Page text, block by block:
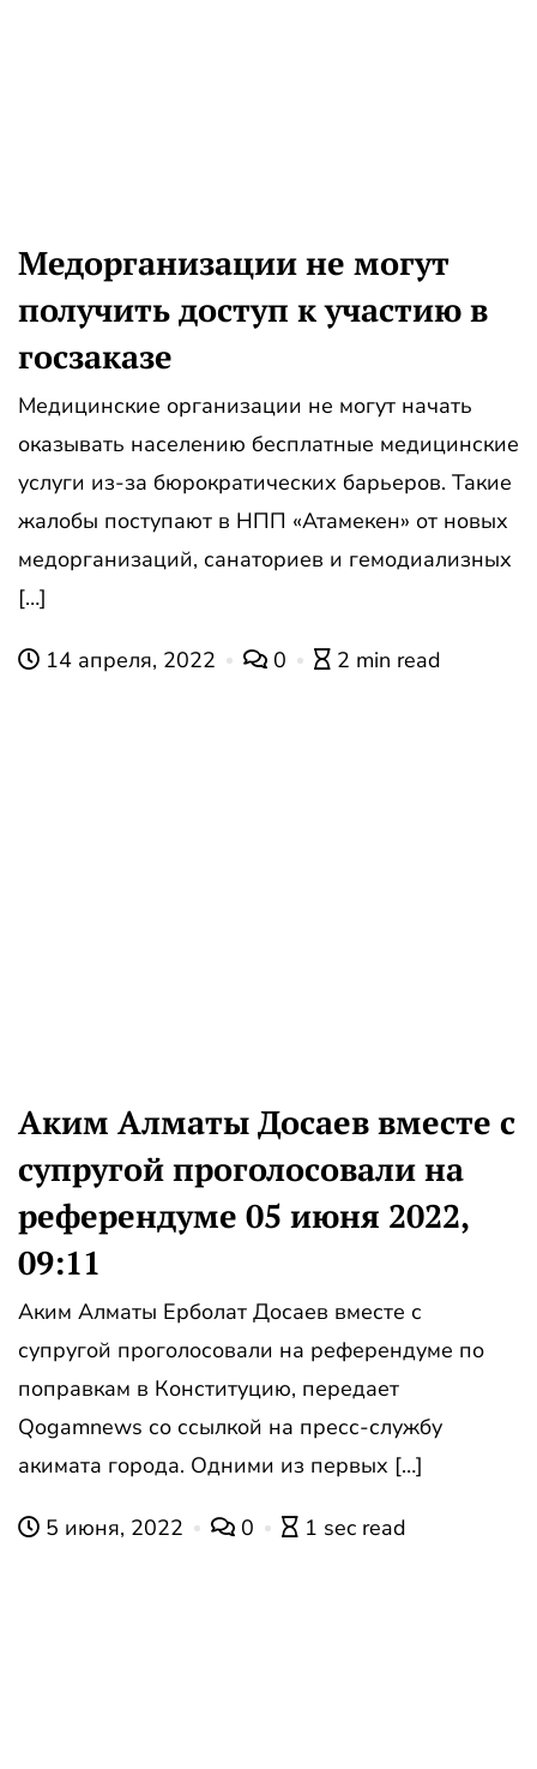
Медорганизации не могут
получить доступ к участию в
госзаказе
Медицинские организации не могут начать
оказывать населению бесплатные медицинские
услуги из-за бюрократических барьеров. Такие
жалобы поступают в НПП «Атамекен» от новых
медорганизаций, санаториев и гемодиализных
[…]
14 апреля, 2022 0 2 min read
Аким Алматы Досаев вместе с
супругой проголосовали на
референдуме 05 июня 2022,
09:11
Аким Алматы Ерболат Досаев вместе с
супругой проголосовали на референдуме по
поправкам в Конституцию, передает
Qogamnews со ссылкой на пресс-службу
акимата города. Одними из первых […]
5 июня, 2022 0 1 sec read